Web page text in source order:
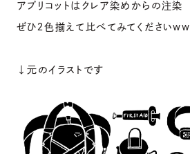
アプリコットはクレア染めからの注染
ぜひ２色揃えて比べてみてくださいww
↓元のイラストです